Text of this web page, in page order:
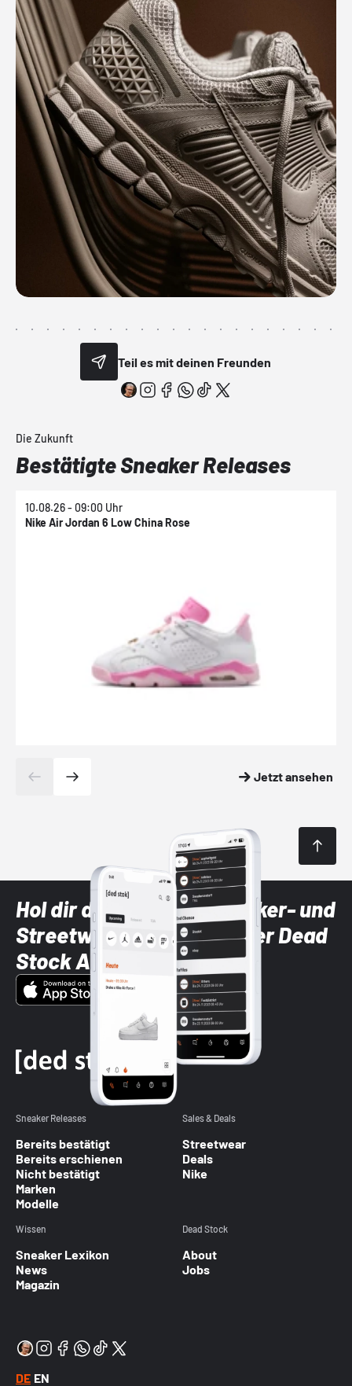
Teil es mit deinen Freunden
Die Zukunft
Bestätigte Sneaker Releases
10.08.26 - 09:00 Uhr
Nike Air Jordan 6 Low China Rose
Jetzt ansehen
Hol dir die neuesten Sneaker- und
Streetwear-Brands mit der Dead
Stock App
Sneaker Releases
Bereits bestätigt
Bereits erschienen
Nicht bestätigt
Marken
Modelle
Sales & Deals
Streetwear
Deals
Nike
Wissen
Sneaker Lexikon
News
Magazin
Dead Stock
About
Jobs
DE EN